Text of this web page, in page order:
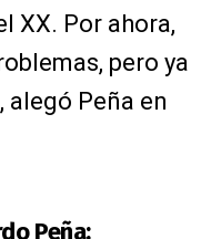
XX. Por ahora,
pero ya
alegó Peña en
Peña: